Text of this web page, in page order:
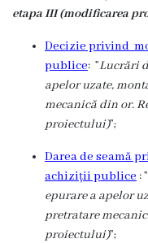
etapa III (modificarea
Decizie privind
publice: ”Lucrări
apelor uzate,
mecanică din or.
proiectului)”;
Darea de seamă
achiziții publice : ”
epurare a apelor
pretratare
proiectului)”;